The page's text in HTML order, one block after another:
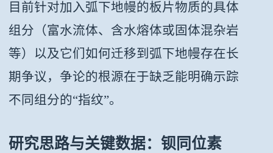
目前针对加入弧下地幔的板片物质的具体
组分（富水流体、含水熔体或固体混杂岩
等）以及它们如何迁移到弧下地幔存在长
期争议，争论的根源在于缺乏能明确示踪
不同组分的“指纹”。
研究思路与关键数据： 钡同位素